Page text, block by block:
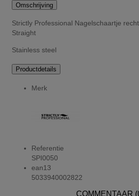
Omschrijving
Strictly Professional Nagelschaartje
Straight
Stainless steel
Productdetails
Merk
Referentie
SPI0050
ean13
5033940002822
COMMENTAAR